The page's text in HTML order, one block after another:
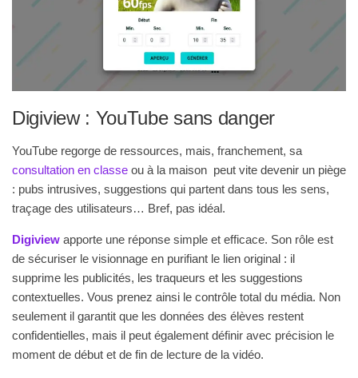
Digiview : YouTube sans danger
YouTube regorge de ressources, mais, franchement, sa
consultation en classe ou à la maison peut vite devenir un piège
: pubs intrusives, suggestions qui partent dans tous les sens,
traçage des utilisateurs… Bref, pas idéal.
Digiview apporte une réponse simple et efficace. Son rôle est
de sécuriser le visionnage en purifiant le lien original : il
supprime les publicités, les traqueurs et les suggestions
contextuelles. Vous prenez ainsi le contrôle total du média. Non
seulement il garantit que les données des élèves restent
confidentielles, mais il peut également définir avec précision le
moment de début et de fin de lecture de la vidéo.